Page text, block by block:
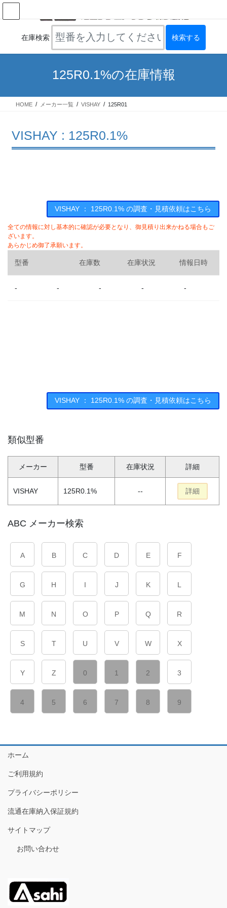
コ
ナ
在庫検索
125R0.1%の在庫情報
HOME メーカー一覧 VISHAY 125R01
VISHAY : 125R0.1%
VISHAY ： 125R0.1% の調査・見積依頼はこちら
全ての情報に対し基本的に確認が必要となり、御見積り出来かねる場合もご
ざいます。
あらかじめ御了承願います。
型番 在庫数 在庫状況 情報日時
- - - - -
VISHAY ： 125R0.1% の調査・見積依頼はこちら
類似型番
メーカー 型番 在庫状況 詳細
VISHAY 125R0.1% -- 詳細
ABC メーカー検索
A B C D E F
G H I J K L
M N O P Q R
S T U V W X
Y Z 0 1 2 3
4 5 6 7 8 9
ホーム
ご利用規約
プライバシーポリシー
流通在庫納入保証規約
サイトマップ
お問い合わせ